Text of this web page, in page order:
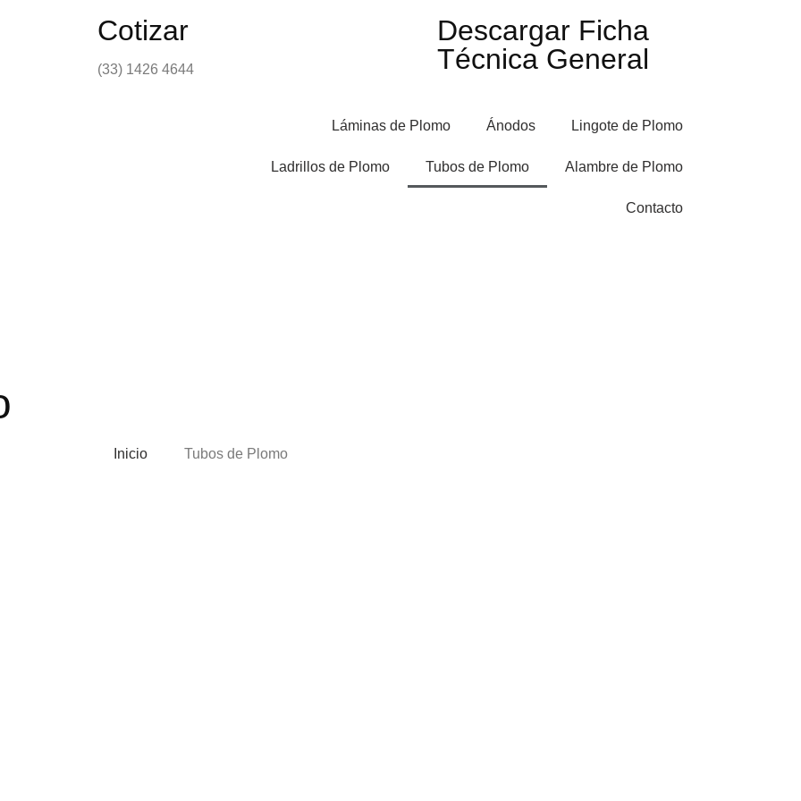
Cotizar
(33) 1426 4644
Descargar Ficha
Técnica General
Láminas de Plomo Ánodos Lingote de Plomo
Ladrillos de Plomo Tubos de Plomo Alambre de Plomo
Contacto
Inicio Tubos de Plomo